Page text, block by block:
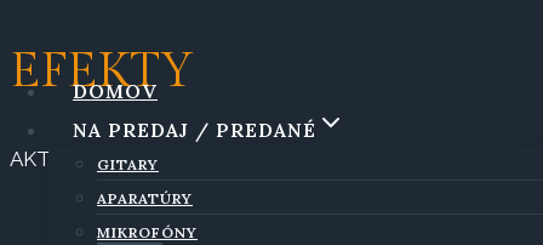
Skip
to
content
DOMOV
NA PREDAJ / PREDANÉ
GITARY
APARATÚRY
MIKROFÓNY
EFEKTY
AKTUÁLNE NA PREDAJ